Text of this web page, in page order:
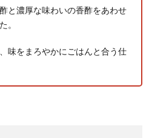
と濃厚な味わいの香酢をあわせ
。
味をまろやかにごはんと合う仕